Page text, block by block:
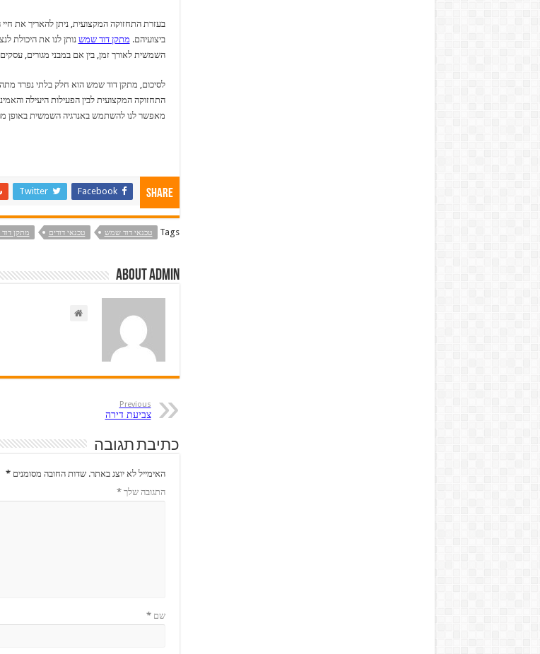
בעזרת התחזוקה המקצועית, ניתן להאריך את
ביצועיהם. מתקן דוד שמש נותן לנו את היכולת
השמשית לאורך זמן, בין אם במבני מגורים,
לסיכום, מתקן דוד שמש הוא חלק בלתי נפרד
התחזוקה המקצועית לבין הפעילות היעילה
מאפשר לנו להשתמש באנרגיה השמשית באופן
Share
Facebook
Twitter
Tags טכנאי דוד שמש טכנאי דודים מתקן
About admin
Previous
צביעת דירה
כתיבת תגובה
האימייל לא יוצג באתר. שדות החובה מסומנים*
התגובה שלך*
שם*